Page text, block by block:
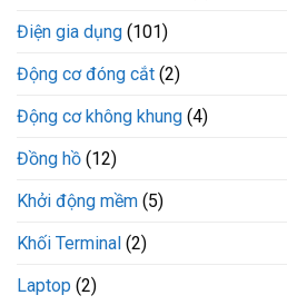
Điện gia dụng (101)
Động cơ đóng cắt (2)
Động cơ không khung (4)
Đồng hồ (12)
Khởi động mềm (5)
Khối Terminal (2)
Laptop (2)